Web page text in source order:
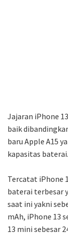
Jajaran iPhone
baik
baru Apple A15
kapasitas baterai.
Tercatat iPhone
baterai terbesar
saat ini yakni
mAh, iPhone 13
13 mini sebesar